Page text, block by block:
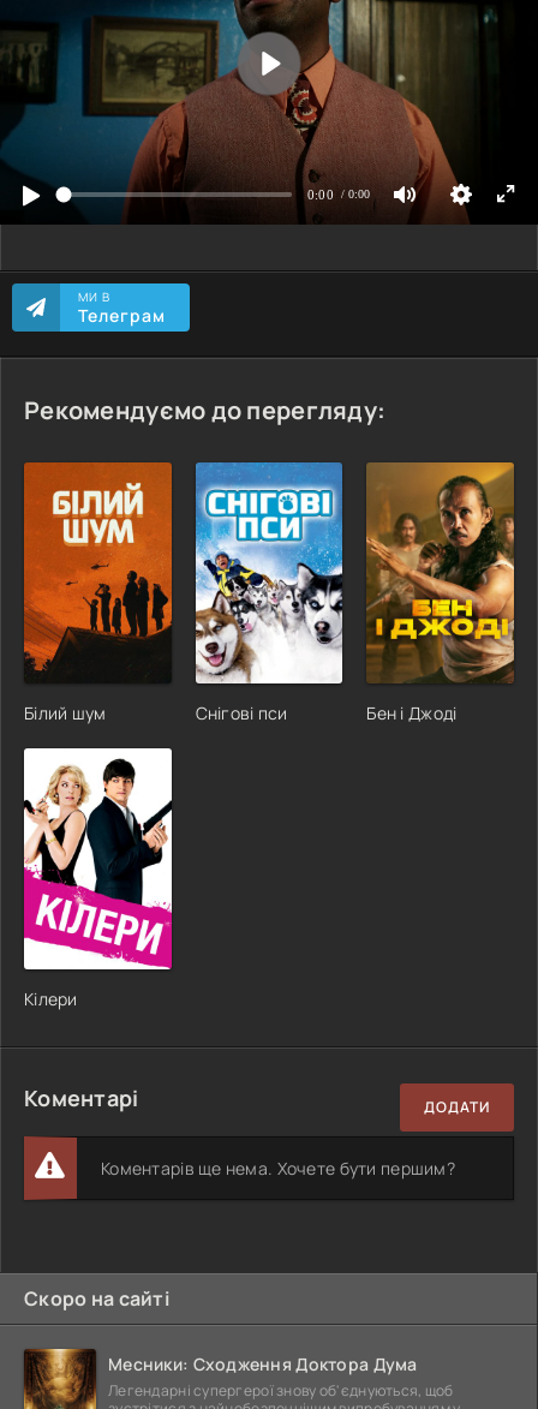
МИ В
Телеграм
Рекомендуємо до перегляду:
Білий шум Снігові пси Бен і Джоді
Кілери
Коментарі ДОДАТИ
Коментарів ще нема. Хочете бути першим?
Скоро на сайті
Месники: Сходження Доктора Дума
Легендарні супергерої знову об'єднуються, щоб